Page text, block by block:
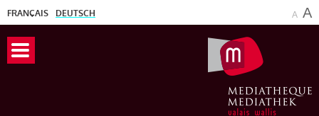
FRANÇAIS DEUTSCH A A